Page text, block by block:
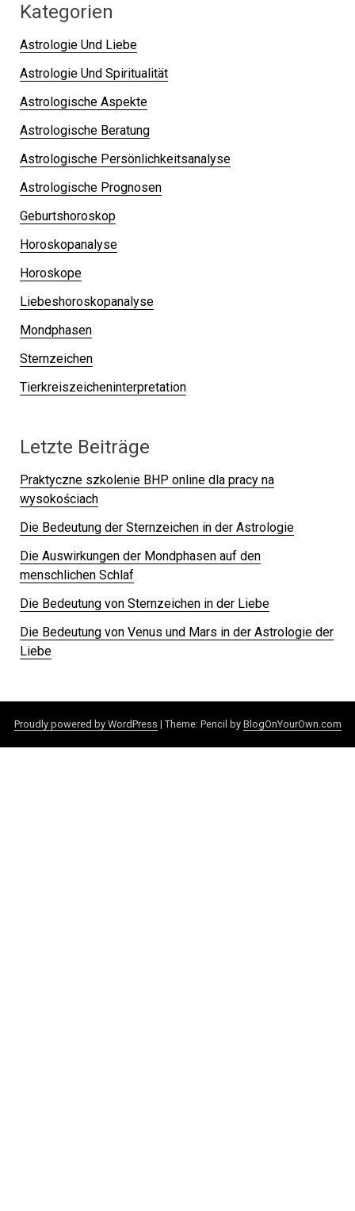
Kategorien
Astrologie Und Liebe
Astrologie Und Spiritualität
Astrologische Aspekte
Astrologische Beratung
Astrologische Persönlichkeitsanalyse
Astrologische Prognosen
Geburtshoroskop
Horoskopanalyse
Horoskope
Liebeshoroskopanalyse
Mondphasen
Sternzeichen
Tierkreiszeicheninterpretation
Letzte Beiträge
Praktyczne szkolenie BHP online dla pracy na
wysokościach
Die Bedeutung der Sternzeichen in der Astrologie
Die Auswirkungen der Mondphasen auf den
menschlichen Schlaf
Die Bedeutung von Sternzeichen in der Liebe
Die Bedeutung von Venus und Mars in der Astrologie der
Liebe
Proudly powered by WordPress | Theme: Pencil by BlogOnYourOwn.com